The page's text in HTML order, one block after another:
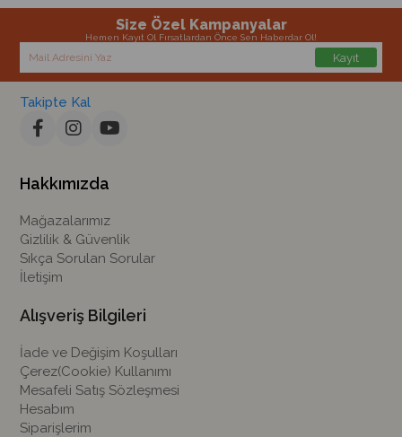
Size Özel Kampanyalar
Hemen Kayıt Ol Fırsatlardan Önce Sen Haberdar Ol!
Kayıt
Takipte Kal
Hakkımızda
Mağazalarımız
Gizlilik & Güvenlik
Sıkça Sorulan Sorular
İletişim
Alışveriş Bilgileri
İade ve Değişim Koşulları
Çerez(Cookie) Kullanımı
Mesafeli Satış Sözleşmesi
Hesabım
Siparişlerim